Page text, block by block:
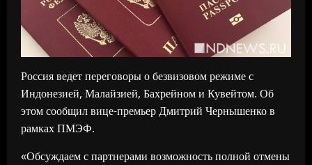
Россия ведет переговоры о безвизовом режиме с
Индонезией, Малайзией, Бахрейном и Кувейтом. Об
этом сообщил вице-премьер Дмитрий Чернышенко в
рамках ПМЭФ.
«Обсуждаем с партнерами возможность полной отмены